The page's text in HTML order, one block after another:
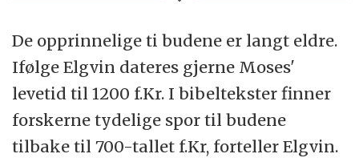
Du skal ære din far og din mor
Du skal ikke slå i hjel
Du skal ikke bryte ekteskapet
Du skal ikke stjele
De opprinnelige ti budene er langt eldre.
Ifølge Elgvin dateres gjerne Moses'
levetid til 1200 f.Kr. I bibeltekster finner
forskerne tydelige spor til budene
tilbake til 700-tallet f.Kr, forteller Elgvin.